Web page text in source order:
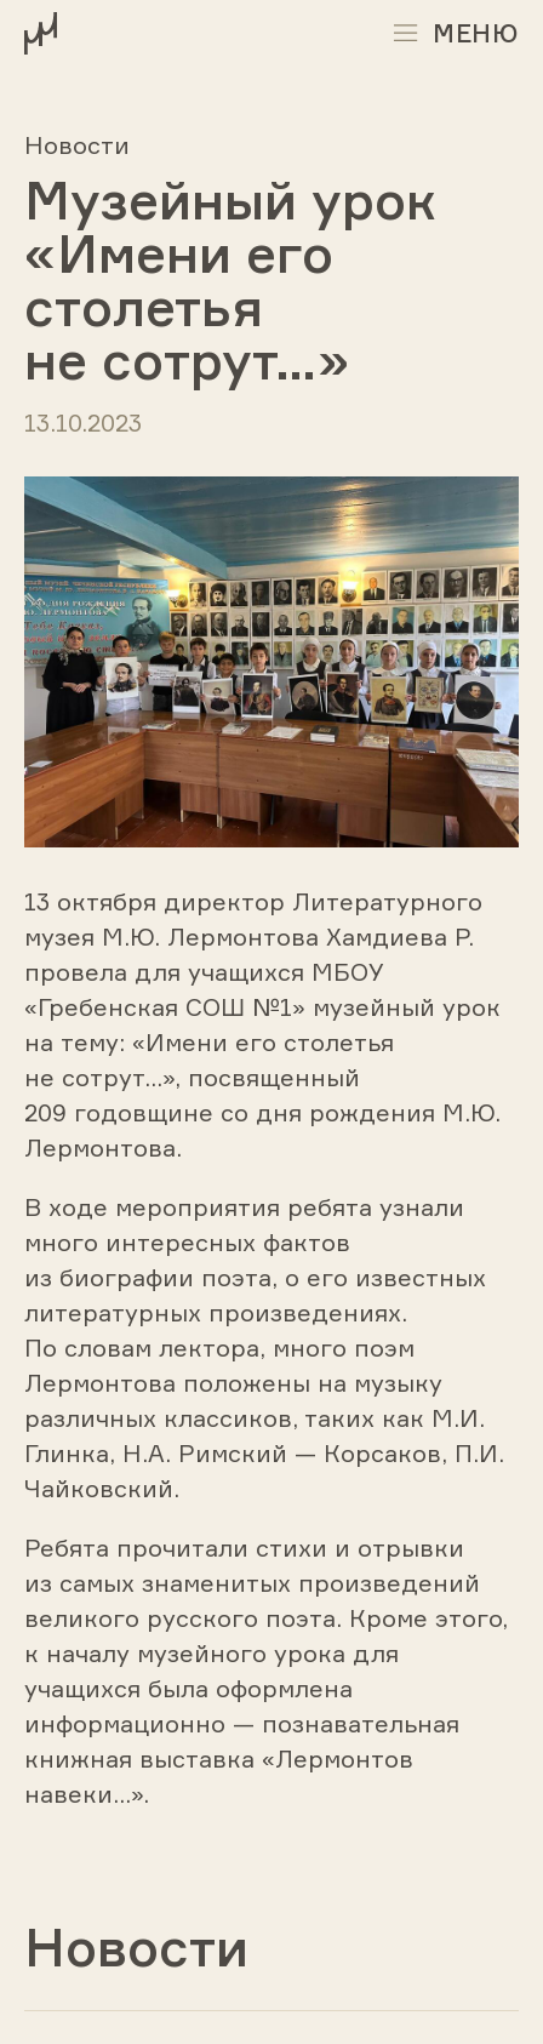
МЕНЮ
Новости
Музейный урок
«Имени его
столетья
не сотрут…»
13.10.2023
13 октября директор Литературного
музея М.Ю. Лермонтова Хамдиева Р.
провела для учащихся МБОУ
«Гребенская СОШ №1» музейный урок
на тему: «Имени его столетья
не сотрут…», посвященный
209 годовщине со дня рождения М.Ю.
Лермонтова.
В ходе мероприятия ребята узнали
много интересных фактов
из биографии поэта, о его известных
литературных произведениях.
По словам лектора, много поэм
Лермонтова положены на музыку
различных классиков, таких как М.И.
Глинка, Н.А. Римский — Корсаков, П.И.
Чайковский.
Ребята прочитали стихи и отрывки
из самых знаменитых произведений
великого русского поэта. Кроме этого,
к началу музейного урока для
учащихся была оформлена
информационно — познавательная
книжная выставка «Лермонтов
навеки…».
Новости